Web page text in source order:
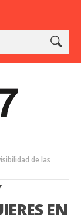
de las
EN